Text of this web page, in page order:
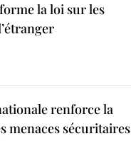
la loi sur les
renforce la
menaces sécuritaires